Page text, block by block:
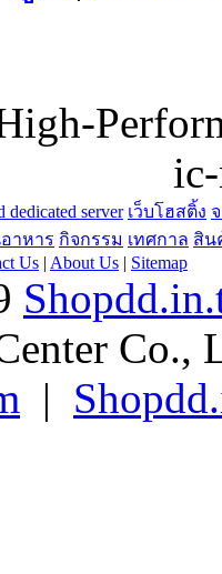
เว็บโฮสติ้ง
าหาร กิจกรรม เทศกาล สิน
Us|About Us|Sitemap
Co.,
|